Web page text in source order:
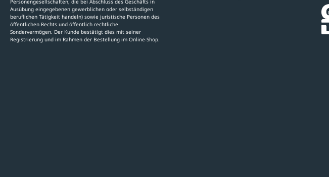
Personengesellschaften, die bei Abschluss des Geschäfts in
Ausübung eingegebenen gewerblichen oder selbständigen
beruflichen Tätigkeit handeln) sowie juristische Personen des
öffentlichen Rechts und öffentlich rechtliche
Sondervermögen. Der Kunde bestätigt dies mit seiner
Registrierung und im Rahmen der Bestellung im Online-Shop.